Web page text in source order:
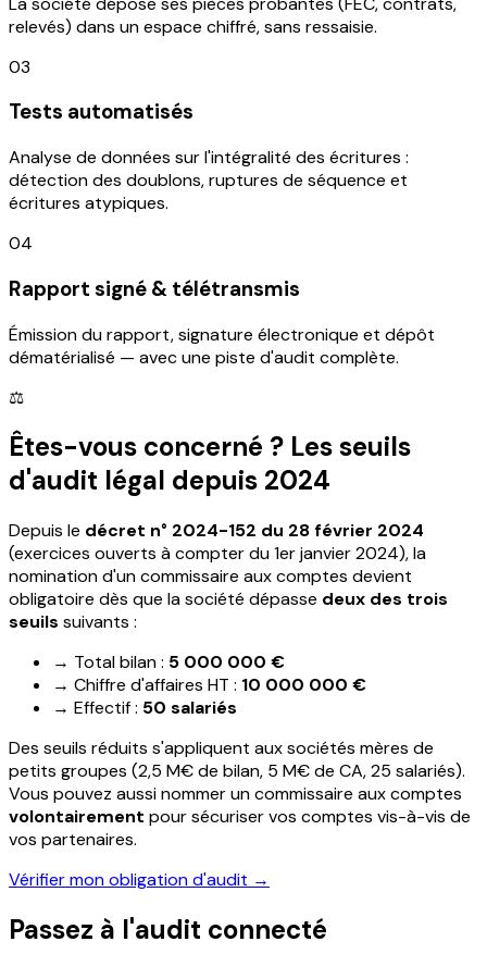
relevés) dans un espace chiffré, sans ressaisie.
03
Tests automatisés
Analyse de données sur l'intégralité des écritures :
détection des doublons, ruptures de séquence et
écritures atypiques.
04
Rapport signé & télétransmis
Émission du rapport, signature électronique et dépôt
dématérialisé — avec une piste d'audit complète.
⚖️
Êtes-vous concerné ? Les seuils
d'audit légal depuis 2024
Depuis le décret n° 2024-152 du 28 février 2024
(exercices ouverts à compter du 1er janvier 2024), la
nomination d'un commissaire aux comptes devient
obligatoire dès que la société dépasse deux des trois
seuils suivants :
→ Total bilan : 5 000 000 €
→ Chiffre d'affaires HT : 10 000 000 €
→ Effectif : 50 salariés
Des seuils réduits s'appliquent aux sociétés mères de
petits groupes (2,5 M€ de bilan, 5 M€ de CA, 25 salariés).
Vous pouvez aussi nommer un commissaire aux comptes
volontairement pour sécuriser vos comptes vis-à-vis de
vos partenaires.
Vérifier mon obligation d'audit →
Passez à l'audit connecté